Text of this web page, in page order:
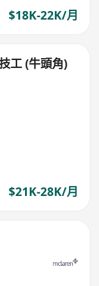
$18K-22K/月
工 (牛頭角)
$21K-28K/月